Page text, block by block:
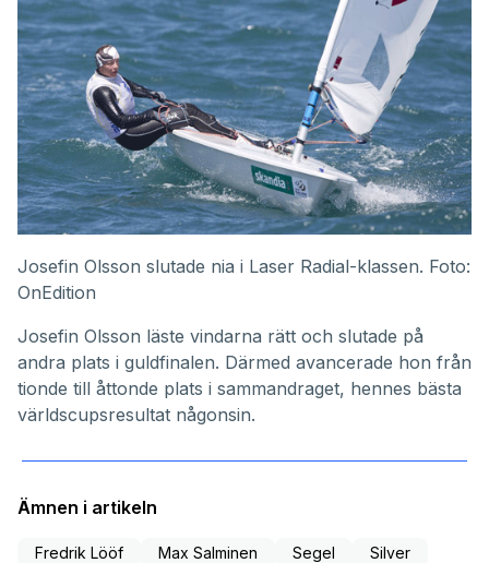
Josefin Olsson slutade nia i Laser Radial-klassen. Foto:
OnEdition
Josefin Olsson läste vindarna rätt och slutade på
andra plats i guldfinalen. Därmed avancerade hon från
tionde till åttonde plats i sammandraget, hennes bästa
världscupsresultat någonsin.
Ämnen i artikeln
Fredrik Lööf Max Salminen Segel
Silver